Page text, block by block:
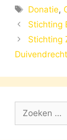
Tags
Donatie,
Stichting
Stichting
Duivendrecht
Zoek